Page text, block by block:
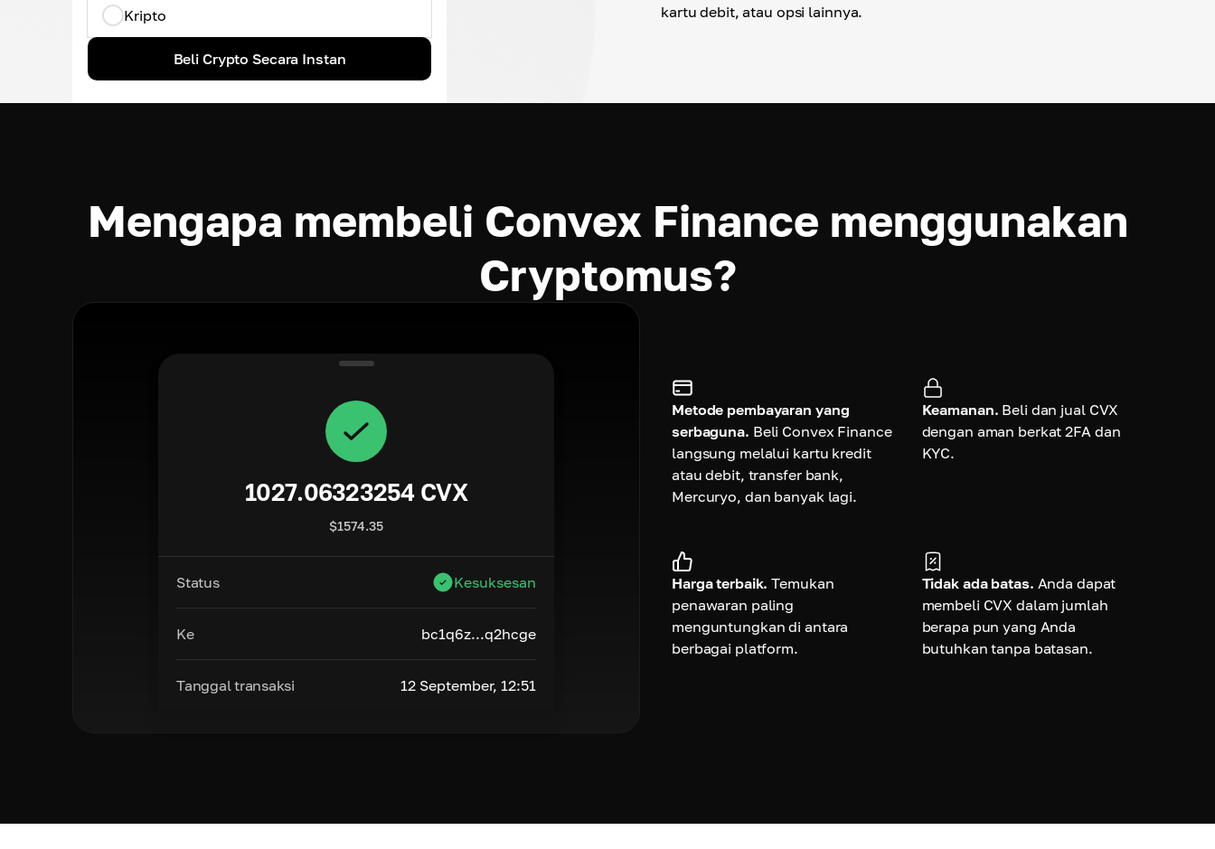
Kripto
Beli Crypto Secara Instan
kartu debit, atau opsi lainnya.
Mengapa membeli Convex Finance menggunakan
Cryptomus?
1027.06323254 CVX
$1574.35
Status Kesuksesan
Ke bc1q6z...q2hcge
Tanggal transaksi 12 September, 12:51
Metode pembayaran yang
serbaguna. Beli Convex Finance
langsung melalui kartu kredit
atau debit, transfer bank,
Mercuryo, dan banyak lagi.
Keamanan. Beli dan jual CVX
dengan aman berkat 2FA dan
KYC.
Harga terbaik. Temukan
penawaran paling
menguntungkan di antara
berbagai platform.
Tidak ada batas. Anda dapat
membeli CVX dalam jumlah
berapa pun yang Anda
butuhkan tanpa batasan.